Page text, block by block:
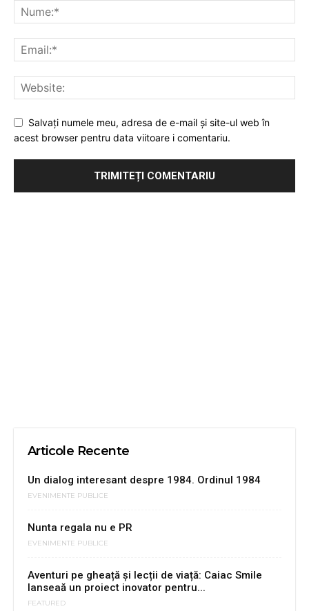
Salvați numele meu, adresa de e-mail și site-ul web în
acest browser pentru data viitoare i comentariu.
Articole Recente
Un dialog interesant despre 1984. Ordinul 1984
EVENIMENTE PUBLICE
Nunta regala nu e PR
EVENIMENTE PUBLICE
Aventuri pe gheață și lecții de viață: Caiac Smile
lanseaă un proiect inovator pentru...
FEATURED